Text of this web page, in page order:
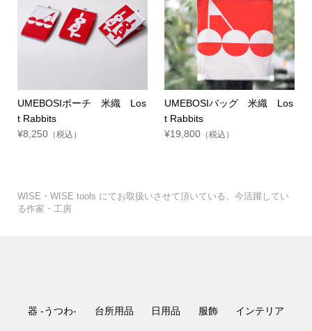
UMEBOSIポーチ 米織 Los
t Rabbits
¥8,250（税込）
UMEBOSIバッグ 米織 Los
t Rabbits
¥19,800 （税込）
WISE・WISE tools にてお取扱いさせて頂いている、今活躍してい
る作家・工房
器 -うつわ- 台所用品 日用品 服飾 インテリア